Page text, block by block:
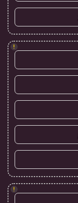
!
!